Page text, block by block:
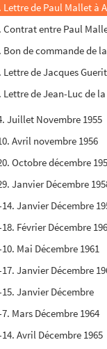
Lettre de Paul Mallet à
Contrat entre Paul
Bon de commande
Lettre de Jacques
Lettre de Jean-Luc
Juillet Novembre 1955
Avril novembre 1956
Octobre décembre
Janvier Décembre
14. Janvier Décembre
18. Février Décembre
10. Mai Décembre 1961
17. Janvier Décembre
15. Janvier Décembre
7. Mars Décembre 1964
14. Avril Décembre 1965